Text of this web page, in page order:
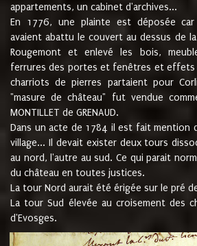
appartements, un cabinet d'archives...
En 1776, une plainte est déposée
avaient abattu le couvert au dessus de
Rougemont et enlevé les bois,
ferrures des portes et fenêtres et effets
charriots de pierres partaient pour
"masure de château" fut vendue
MONTILLET de GRENAUD.
Dans un acte de 1784 il est fait mention
village... Il devait exister deux tours
au nord, l'autre au sud. Ce qui parait
du château en toutes justices.
La tour Nord aurait été érigée sur le pré
La tour Sud élevée au croisement des
d'Evosges.